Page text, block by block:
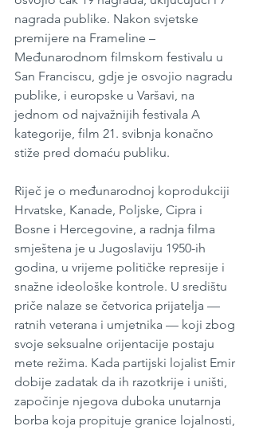
nagrada publike. Nakon svjetske
premijere na Frameline –
Međunarodnom filmskom festivalu u
San Franciscu, gdje je osvojio nagradu
publike, i europske u Varšavi, na
jednom od najvažnijih festivala A
kategorije, film 21. svibnja konačno
stiže pred domaću publiku.
Riječ je o međunarodnoj koprodukciji
Hrvatske, Kanade, Poljske, Cipra i
Bosne i Hercegovine, a radnja filma
smještena je u Jugoslaviju 1950-ih
godina, u vrijeme političke represije i
snažne ideološke kontrole. U središtu
priče nalaze se četvorica prijatelja —
ratnih veterana i umjetnika — koji zbog
svoje seksualne orijentacije postaju
mete režima. Kada partijski lojalist Emir
dobije zadatak da ih razotkrije i uništi,
započinje njegova duboka unutarnja
borba koja propituje granice lojalnosti,